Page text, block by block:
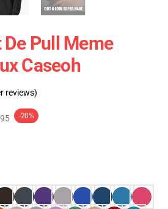
Pull Meme
Caseoh
reviews)
-20%